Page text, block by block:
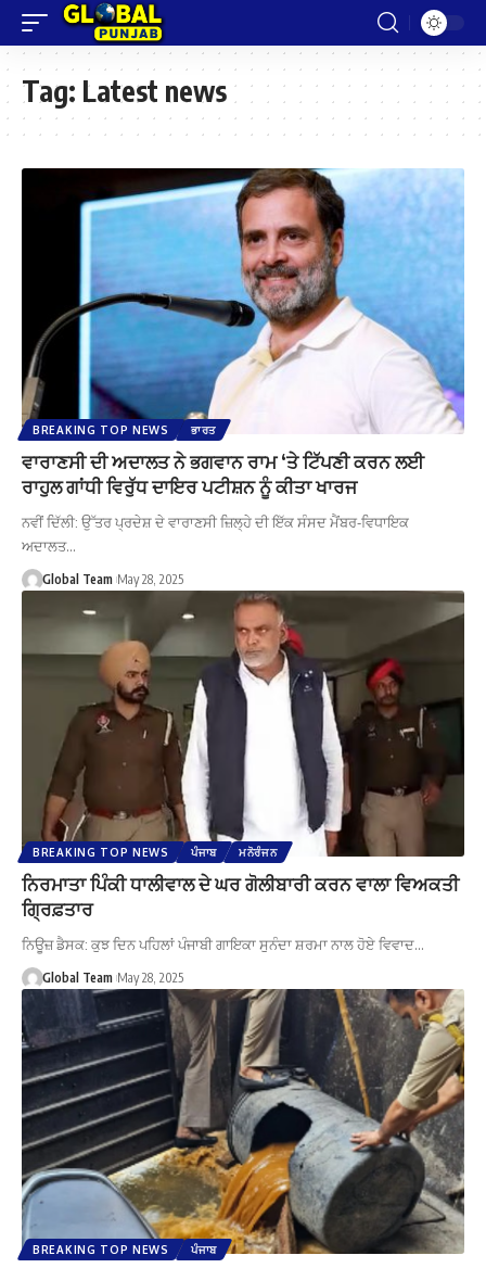
Tag: Latest news
BREAKING TOP NEWS ਭਾਰਤ
ਵਾਰਾਣਸੀ ਦੀ ਅਦਾਲਤ ਨੇ ਭਗਵਾਨ ਰਾਮ ‘ਤੇ ਟਿੱਪਣੀ ਕਰਨ ਲਈ
ਰਾਹੁਲ ਗਾਂਧੀ ਵਿਰੁੱਧ ਦਾਇਰ ਪਟੀਸ਼ਨ ਨੂੰ ਕੀਤਾ ਖਾਰਜ
ਨਵੀਂ ਦਿੱਲੀ: ਉੱਤਰ ਪ੍ਰਦੇਸ਼ ਦੇ ਵਾਰਾਣਸੀ ਜ਼ਿਲ੍ਹੇ ਦੀ ਇੱਕ ਸੰਸਦ ਮੈਂਬਰ-ਵਿਧਾਇਕ
ਅਦਾਲਤ…
Global Team May 28, 2025
BREAKING TOP NEWS ਪੰਜਾਬ ਮਨੋਰੰਜਨ
ਨਿਰਮਾਤਾ ਪਿੰਕੀ ਧਾਲੀਵਾਲ ਦੇ ਘਰ ਗੋਲੀਬਾਰੀ ਕਰਨ ਵਾਲਾ ਵਿਅਕਤੀ
ਗ੍ਰਿਫ਼ਤਾਰ
ਨਿਊਜ਼ ਡੈਸਕ: ਕੁਝ ਦਿਨ ਪਹਿਲਾਂ ਪੰਜਾਬੀ ਗਾਇਕਾ ਸੁਨੰਦਾ ਸ਼ਰਮਾ ਨਾਲ ਹੋਏ ਵਿਵਾਦ…
Global Team May 28, 2025
BREAKING TOP NEWS ਪੰਜਾਬ